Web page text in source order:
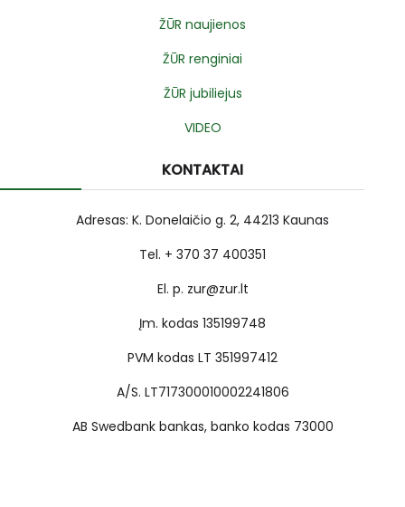
ŽŪR naujienos
ŽŪR renginiai
ŽŪR jubiliejus
VIDEO
KONTAKTAI
Adresas: K. Donelaičio g. 2, 44213 Kaunas
Tel. + 370 37 400351
El. p. zur@zur.lt
Įm. kodas 135199748
PVM kodas LT 351997412
A/S. LT717300010002241806
AB Swedbank bankas, banko kodas 73000